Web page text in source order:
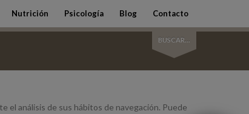
Nutrición Psicología Blog Contacto
BUSCAR...
el análisis de sus hábitos de navegación. Puede